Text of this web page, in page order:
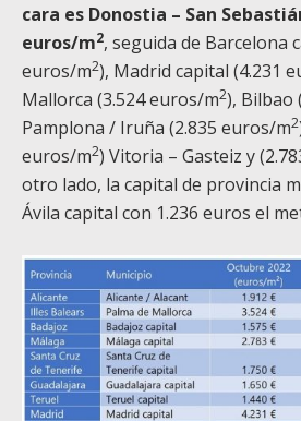
cara es Donostia – San
euros/m2, seguida de Barcelona
euros/m2), Madrid capital (4.231
Mallorca (3.524 euros/m2), Bilbao
Pamplona / Iruña (2.835 euros/m2
euros/m2) Vitoria – Gasteiz y
otro lado, la capital de provincia
Ávila capital con 1.236 euros el